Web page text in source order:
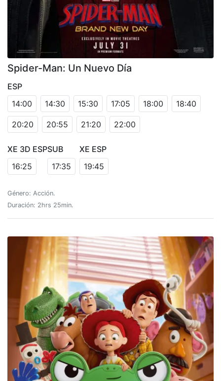
Spider-Man: Un Nuevo Día
ESP
14:00
14:30 15:30 17:05 18:00 18:40
20:20 20:55 21:20 22:00
XE 3D ESP
16:25
SUB
17:35
XE ESP
19:45
Género: Acción.
Duración: 2hrs 25min.